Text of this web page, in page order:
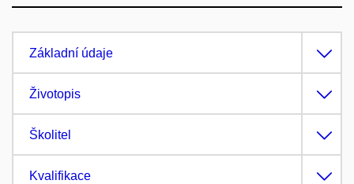
Základní údaje
Životopis
Školitel
Kvalifikace